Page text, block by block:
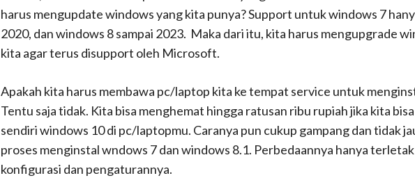
harus mengupdate windows yang kita punya? Support untuk windows 7
2020, dan windows 8 sampai 2023. Maka dari itu, kita harus mengupgrade
kita agar terus disupport oleh Microsoft.
Apakah kita harus membawa pc/laptop kita ke tempat service untuk
Tentu saja tidak. Kita bisa menghemat hingga ratusan ribu rupiah jika kita
sendiri windows 10 di pc/laptopmu. Caranya pun cukup gampang dan tidak
proses menginstal wndows 7 dan windows 8.1. Perbedaannya hanya
konfigurasi dan pengaturannya.